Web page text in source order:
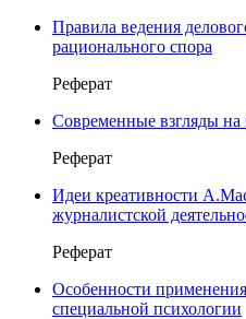
Правила ведения
рационального спора
Реферат
Современные взгляды
Реферат
Идеи креативности
журналистской
Реферат
Особенности
специальной психологии